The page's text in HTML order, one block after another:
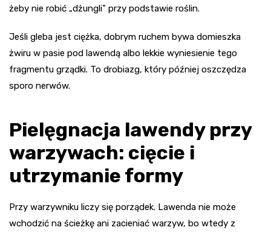
żeby nie robić „dżungli” przy podstawie roślin.
Jeśli gleba jest ciężka, dobrym ruchem bywa domieszka
żwiru w pasie pod lawendą albo lekkie wyniesienie tego
fragmentu grządki. To drobiazg, który później oszczędza
sporo nerwów.
Pielęgnacja lawendy przy
warzywach: cięcie i
utrzymanie formy
Przy warzywniku liczy się porządek. Lawenda nie może
wchodzić na ścieżkę ani zacieniać warzyw, bo wtedy z